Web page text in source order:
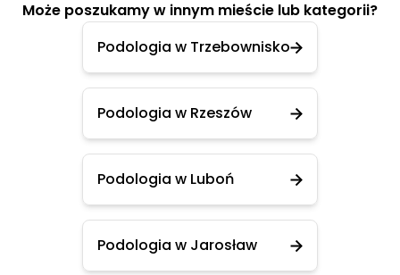
Może poszukamy w innym mieście lub kategorii?
Podologia w Trzebownisko
Podologia w Rzeszów
Podologia w Luboń
Podologia w Jarosław